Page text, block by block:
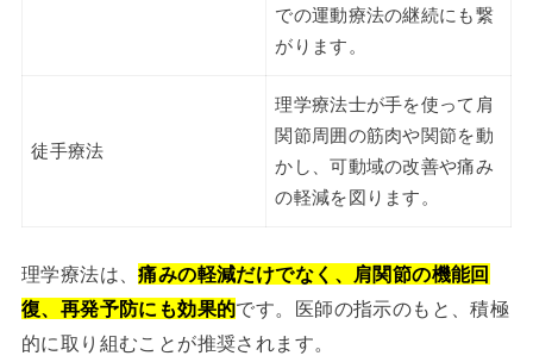
での運動療法の継続にも繋
がります。
徒手療法
理学療法士が手を使って肩
関節周囲の筋肉や関節を動
かし、可動域の改善や痛み
の軽減を図ります。
理学療法は、痛みの軽減だけでなく、肩関節の機能回
復、再発予防にも効果的です。医師の指示のもと、積極
的に取り組むことが推奨されます。